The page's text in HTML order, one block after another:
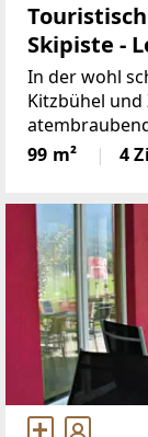
Skipiste -
In der wohl
Kitzbühel und
direkt am
sagenhaft
99 m² 4